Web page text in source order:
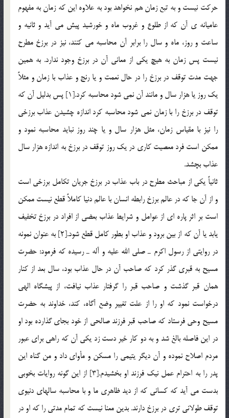
حرکت نيست و به تبع زمان هم نخواهد بود به علاوه اين که زمان به مفهوم
عاميانه ي آن كه از طلوع و غروب ماه و خورشيد پيش مي آيد و ثانيه و
ساعت و روز، ماه و سال را برابر آن محاسبه مي كنند، نيز در برزخ مطرح
نيست پس زمان به هيچ يكي از معاني آن در برزخ وجود ندارد. به همين
جهت مدت توقف در برزخ را در حال نعمت و يا رنج و عذاب با زمان و مثلاً
يك روز يا هزار سال و مانند آن نمي شود محاسبه كرد.[1] پس بدليل آن كه
توقف در برزخ را با زمان نمي شود محاسبه كرد اندازه چشيدن عذاب برزخي
را نيز با مقياس زمان، مثل هزار سال و يا چند روز نبايد محاسبه نمود و
ممكن است فرد معصيت كاري در يك روز توقف در برزخ به اندازه هزار سال
عذاب بچشد.
ثانياً يكي از مباحث مطرح در باب عذاب در برزخ جريان تكامل برزخي است
و از آن جا كه در عالم برزخ رابطه انسان با عالم دنيا كاملاً قطع نيست ممكن
است بر اثر پاره اي از عوامل و شرايط عذاب بعضي از افراد در برزخ تخفيف
يابد يا آن كه از بين برود و عذاب او بطور كامل قطع شود.[2] به عنوان نمونه
در روايتي از رسول اكرم ـ صلي الله عليه و آله ـ رسيده كه فرمود: حضرت
مسيح به قبري گذر كرد كه صاحب آن در حال عذاب بود، سال بعد از كنار
همان قبر گذشت و صاحب قبر را گرفتار عذاب نيافت، از پيشگاه الهي
درخواست نمود كه او را از علت تغيير وضع آگاه، كند، خداوند به حضرت
مسيح وحي فرستاد كه صاحب قبر فرزند صالحي از خود بجاي گذارده بود او
در اين فاصله بالغ شد و به دو كار خير دست زد يكي آن كه راهي براي عبور
مردم اصلاح نموده و آن ديگر يتيمي را مسكن و مأواي داد و من گناه اين
پدر را به احترام عمل نيك فرزند او بخشيدم.[3] از اين گونه روايات بخوبي
بدست مي آيد كه كساني که از ديد ظاهري ما و با محاسبه سالهاي دنيوي
توقف طولاني تري در برزخ دارند. بدين معنا نيست كه تمام مدتي را كه او در